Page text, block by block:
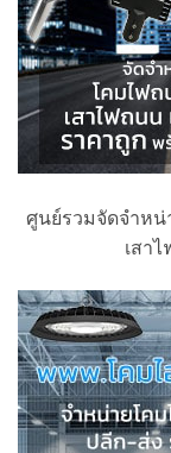
ศูนย์รวมจัดจำหน่
เสา